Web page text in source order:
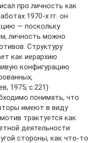
про личность как
1970-х гг. он
— поскольку
личность можно
Структуру
как иерархию
конфигурацию
1975, с.221)
понимать, что
имеют в виду
трактуется как
деятельности
стороны, как что-то